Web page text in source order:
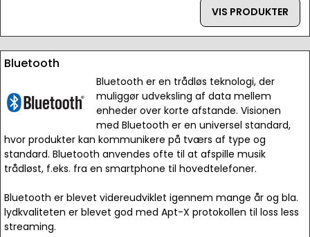
VIS PRODUKTER
Bluetooth
Bluetooth er en trådløs teknologi, der
muliggør udveksling af data mellem
enheder over korte afstande. Visionen
med Bluetooth er en universel standard,
hvor produkter kan kommunikere på tværs af type og
standard. Bluetooth anvendes ofte til at afspille musik
trådløst, f.eks. fra en smartphone til hovedtelefoner.
Bluetooth er blevet videreudviklet igennem mange år og bla.
lydkvaliteten er blevet god med Apt-X protokollen til loss less
streaming.